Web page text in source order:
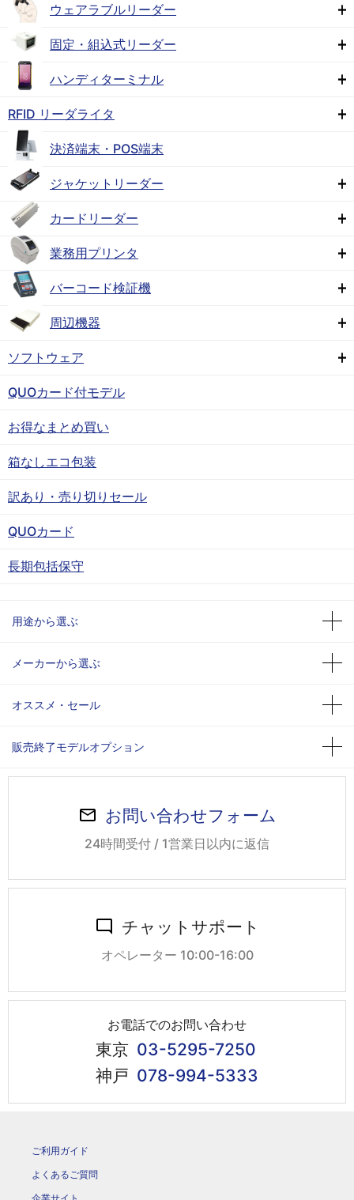
ウェアラブルリーダー
固定・組込式リーダー
ハンディターミナル
RFID リーダライタ
決済端末・POS端末
ジャケットリーダー
カードリーダー
業務用プリンタ
バーコード検証機
周辺機器
ソフトウェア
QUOカード付モデル
お得なまとめ買い
箱なしエコ包装
訳あり・売り切りセール
QUOカード
長期包括保守
用途から選ぶ
メーカーから選ぶ
オススメ・セール
販売終了モデルオプション
お問い合わせフォーム
24時間受付 / 1営業日以内に返信
チャットサポート
オペレーター 10:00-16:00
お電話でのお問い合わせ
東京 03-5295-7250
神戸 078-994-5333
ご利用ガイド
よくあるご質問